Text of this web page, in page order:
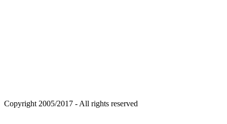
Copyright 2005/2017 - All rights reserved